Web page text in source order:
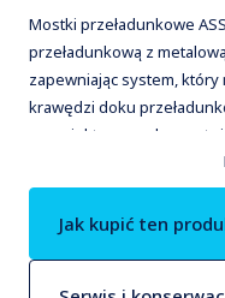
Mostki przeładunkowe
przeładunkową z
zapewniając system, który
krawędzi doku
zaprojektowany do
przeładunkowego, a
czynników
niskim zakresie pracy,
Jak kupić ten